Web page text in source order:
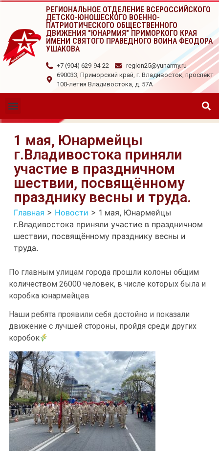
РЕГИОНАЛЬНОЕ ОТДЕЛЕНИЕ ВСЕРОССИЙСКОГО
ДЕТСКО-ЮНОШЕСКОГО ВОЕННО-
ПАТРИОТИЧЕСКОГО ОБЩЕСТВЕННОГО
ДВИЖЕНИЯ "ЮНАРМИЯ" ПРИМОРКОГО КРАЯ
ИМЕНИ СВЯТОГО ПРАВЕДНОГО ВОИНА ФЕОДОРА
УШАКОВА
+7 (904) 629-94-22
region25@yunarmy.ru
690033, Приморский край, г. Владивосток, проспект
100-летия Владивостока, д. 57А
1 мая, Юнармейцы
г.Владивостока приняли
участие в праздничном
шествии, посвящённому
празднику весны и труда.
Главная > Новости > 1 мая, Юнармейцы
г.Владивостока приняли участие в праздничном
шествии, посвящённому празднику весны и
труда.
По главным улицам города прошли колоны общим
количеством 26000 человек, в числе которых была и
коробка юнармейцев
Наши ребята проявили себя достойно и показали
движение с лучшей стороны, пройдя среди других
коробок